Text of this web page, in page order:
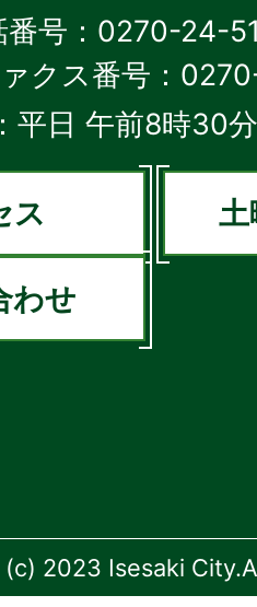
番号：0270-24-
クス番号：
平日 午前8時30
ス 土
わせ
2023 Isesaki